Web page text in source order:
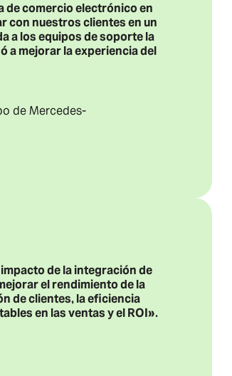
de comercio electrónico en
con nuestros clientes en un
a los equipos de soporte la
a mejorar la experiencia del
de Mercedes-
de la integración de
el rendimiento de la
de clientes, la eficiencia
en las ventas y el ROI».